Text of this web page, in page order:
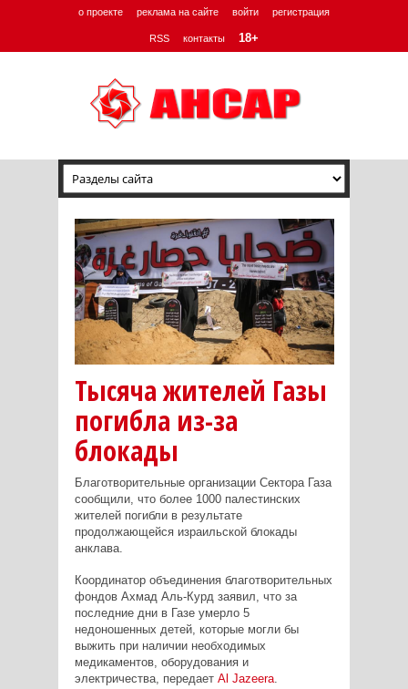
о проекте реклама на сайте войти регистрация
RSS контакты 18+
Тысяча жителей Газы
погибла из-за
блокады
Благотворительные организации Сектора Газа
сообщили, что более 1000 палестинских
жителей погибли в результате
продолжающейся израильской блокады
анклава.
Координатор объединения благотворительных
фондов Ахмад Аль-Курд заявил, что за
последние дни в Газе умерло 5
недоношенных детей, которые могли бы
выжить при наличии необходимых
медикаментов, оборудования и
электричества, передает Al Jazeera.